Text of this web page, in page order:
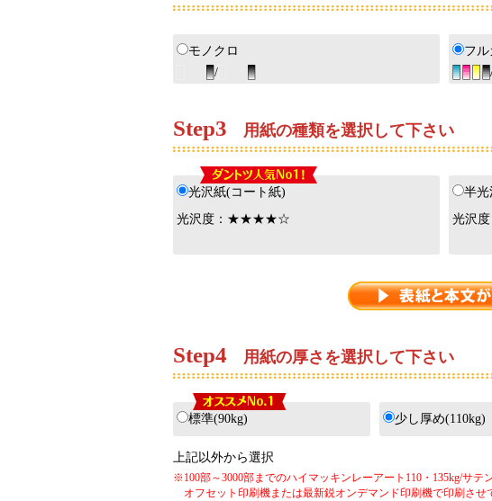
モノクロ
/
フル
Step3 用紙の種類を選択して下さい
光沢紙(コート紙)
光沢度：★★★★☆
半光
光沢
Step4 用紙の厚さを選択して下さい
標準(90kg) 少し厚め(110kg)
上記以外から選択
※100部～3000部までのハイマッキンレーアート110・135kg/サテ
オフセット印刷機または最新鋭オンデマンド印刷機で印刷させ